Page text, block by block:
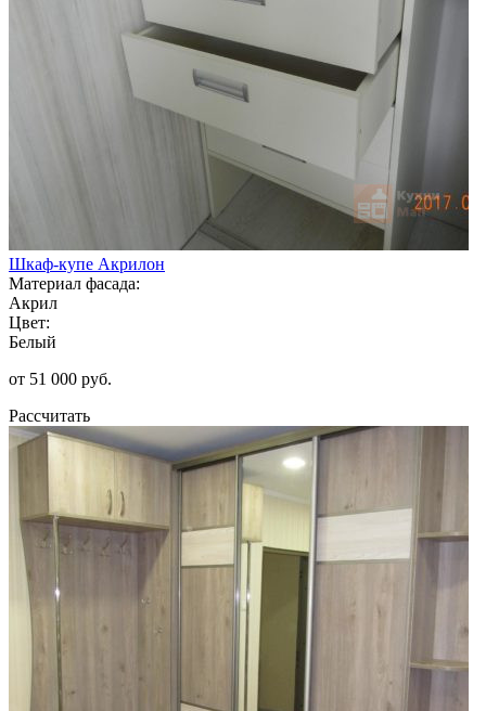
Шкаф-купе Акрилон
Материал фасада:
Акрил
Цвет:
Белый
от 51 000 руб.
Рассчитать